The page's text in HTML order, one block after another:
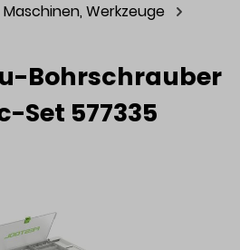
Maschinen, Werkzeuge
Bohrschrauber
Set 577335